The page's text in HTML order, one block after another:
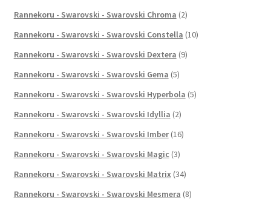
Rannekoru - Swarovski - Swarovski Chroma (2)
Rannekoru - Swarovski - Swarovski Constella (10)
Rannekoru - Swarovski - Swarovski Dextera (9)
Rannekoru - Swarovski - Swarovski Gema (5)
Rannekoru - Swarovski - Swarovski Hyperbola (5)
Rannekoru - Swarovski - Swarovski Idyllia (2)
Rannekoru - Swarovski - Swarovski Imber (16)
Rannekoru - Swarovski - Swarovski Magic (3)
Rannekoru - Swarovski - Swarovski Matrix (34)
Rannekoru - Swarovski - Swarovski Mesmera (8)